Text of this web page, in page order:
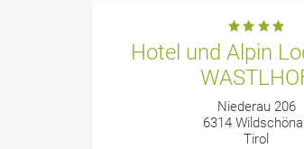
Hotel und Alpin
Niederau 206
6314
Tirol